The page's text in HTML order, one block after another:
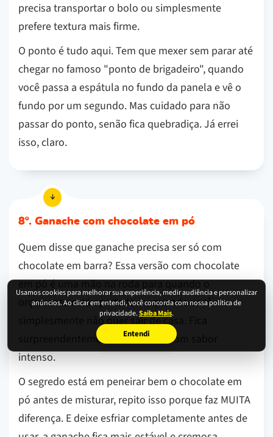
Usamos cookies para melhorar sua experiência, medir audiência e personalizar
anúncios. Ao clicar em entendi, você concorda com nossa política de
privacidade.Saiba Mais.
Entendi
precisa transportar o bolo ou simplesmente
prefere textura mais firme.
O ponto é tudo aqui. Tem que mexer sem parar até
chegar no famoso "ponto de brigadeiro", quando
você passa a espátula no fundo da panela e vê o
fundo por um segundo. Mas cuidado para não
passar do ponto, senão fica quebradiça. Já errei
isso, claro.
8º. Ganache com chocolate em pó
Quem disse que ganache precisa ser só com
chocolate em barra? Essa versão com chocolate
em pó é uma mão na roda para quando o
orçamento está apertado ou quando você
simplesmente não quer sair de casa. Fica
surpreendentemente cremosa e com sabor
intenso.
O segredo está em peneirar bem o chocolate em
pó antes de misturar, repito isso porque faz MUITA
diferença. E deixe esfriar completamente antes de